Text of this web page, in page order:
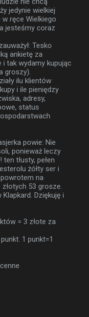
jedynie wielkiej
ręce Wielkiego
jesteśmy coraz
Tesko
ankietę za
tak wydamy kupując
groszy).
ilu klientów
i ile pieniędzy
adresy,
status
powie: Nie
ponieważ leczy
tłusty, pełen
żółty ser i
na
złotych 53 grosze.
Dziękuję i
= 3 złote za
1 punkt=1